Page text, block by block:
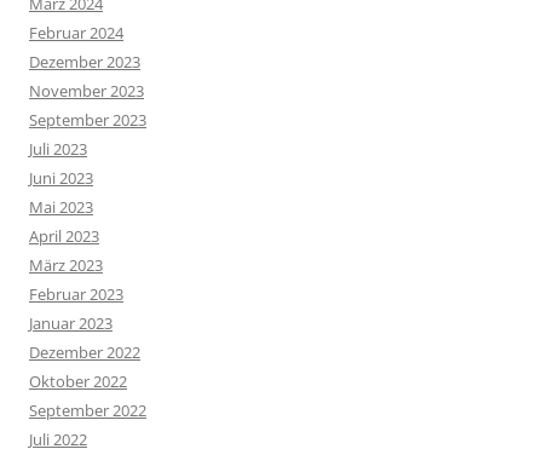
Februar 2024
Dezember 2023
November 2023
September 2023
Juli 2023
Juni 2023
Mai 2023
April 2023
März 2023
Februar 2023
Januar 2023
Dezember 2022
Oktober 2022
September 2022
Juli 2022